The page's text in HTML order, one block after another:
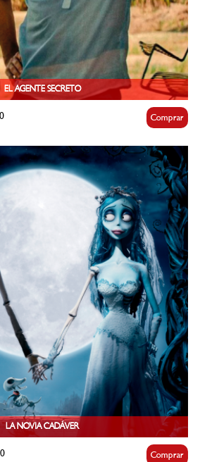
EL AGENTE SECRETO
Comprar
LA NOVIA CADÁVER
Comprar